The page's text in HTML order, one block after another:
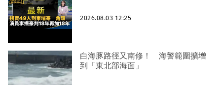
2026.08.03 12:25
白海豚路徑又南修！ 海警範圍擴增
到「東北部海面」